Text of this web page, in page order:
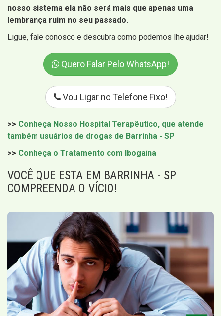
nosso sistema ela não será mais que apenas uma
lembrança ruim no seu passado.
Ligue, fale conosco e descubra como podemos lhe ajudar!
Quero Falar Pelo WhatsApp!
Vou Ligar no Telefone Fixo!
>> Conheça Nosso Hospital Terapêutico, que atende
também usuários de drogas de Barrinha - SP
>> Conheça o Tratamento com Ibogaína
VOCÊ QUE ESTA EM BARRINHA - SP
COMPREENDA O VÍCIO!